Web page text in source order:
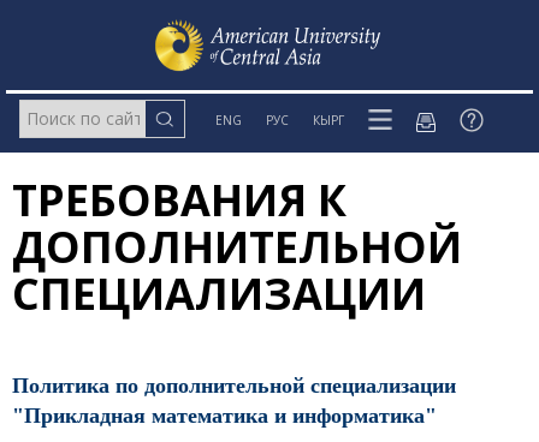
ENG РУС КЫРГ
ТРЕБОВАНИЯ К
ДОПОЛНИТЕЛЬНОЙ
СПЕЦИАЛИЗАЦИИ
Политика по дополнительной специализации
"Прикладная математика и информатика"